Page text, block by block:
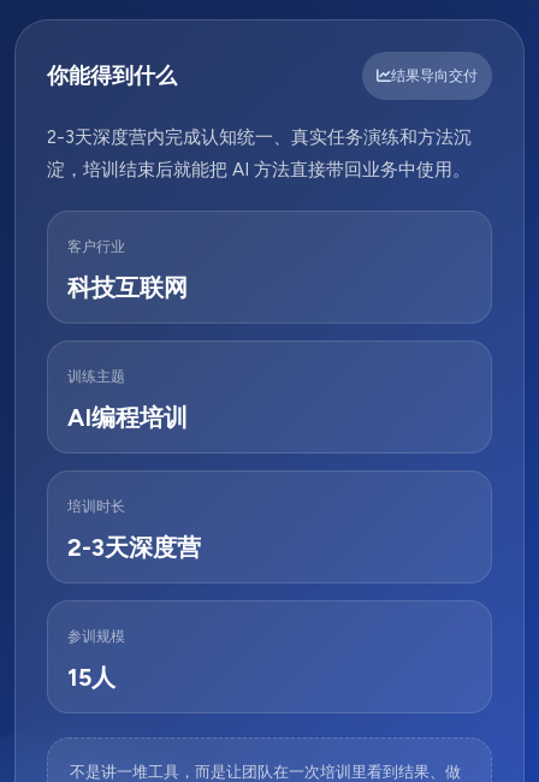
你能得到什么 结果导向交付
2-3天深度营内完成认知统一、真实任务演练和方法沉
淀，培训结束后就能把 AI 方法直接带回业务中使用。
客户行业
科技互联网
训练主题
AI编程培训
培训时长
2-3天深度营
参训规模
15人
不是讲一堆工具，而是让团队在一次培训里看到结果、做